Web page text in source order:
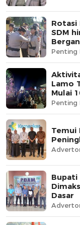
Rotasi
SDM
Penting
Lamo
Mulai
Penting
Temui
Bupati
Dasar